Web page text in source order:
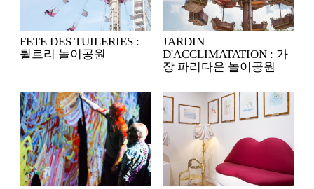
FETE DES TUILERIES :
튈르리 놀이공원
JARDIN
D'ACCLIMATATION : 가
장 파리다운 놀이공원